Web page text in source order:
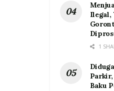
Ilegal,
1
Baku